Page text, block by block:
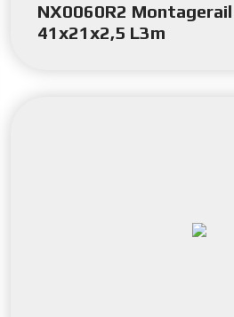
NX0060R2
41x21x2,5 L3m